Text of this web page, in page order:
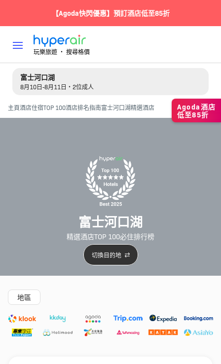
【Agoda快閃優惠】預訂酒店低至85折
玩樂旅遊 ‧ 搜尋格價
富士河口湖
8月10日-8月11日・2位成人
主頁酒店住宿TOP 100酒店排名指南富士河口湖精選酒店
富士河口湖
精選酒店TOP 100必住排行榜
切換目的地
精選酒店
地區
Agoda酒店
低至85折